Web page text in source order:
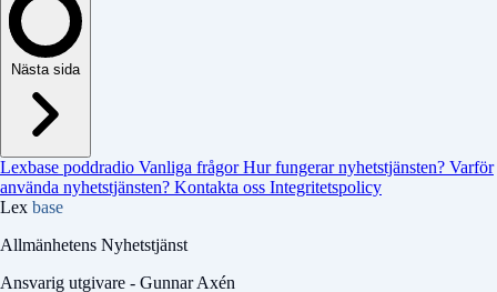
Nästa sida
Lexbase poddradio Vanliga frågorHur fungerar nyhetstjänsten? Varför
använda nyhetstjänsten? Kontakta oss Integritetspolicy
Lex base
Allmänhetens Nyhetstjänst
Ansvarig utgivare - Gunnar Axén